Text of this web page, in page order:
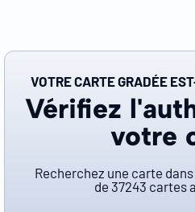
VOTRE CARTE GRADÉE
Vérifiez
votre
Recherchez une carte
de 37243 cartes